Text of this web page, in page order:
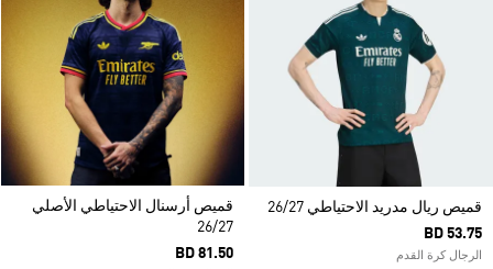
قميص ريال مدريد الاحتياطي 26/27
BD 53.75
الرجال كرة القدم
قميص أرسنال الاحتياطي الأصلي
26/27
BD 81.50